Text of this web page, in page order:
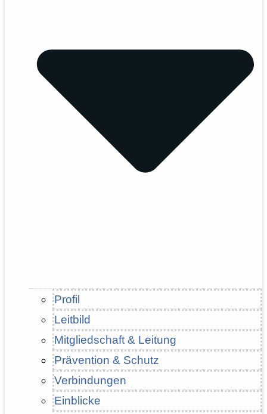
Profil
Leitbild
Mitgliedschaft & Leitung
Prävention & Schutz
Verbindungen
Einblicke